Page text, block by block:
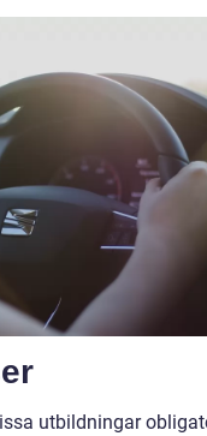
utbildningar